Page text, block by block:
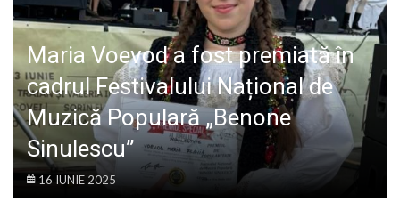
POLITIC
LIFE
Maria Voevod a fost premiată în
cadrul Festivalului Național de
Muzică Populară „Benone
Sinulescu”
16 IUNIE 2025